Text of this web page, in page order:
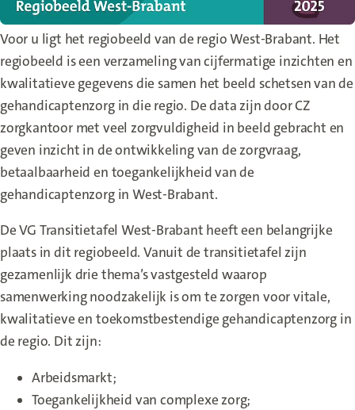
Voor u ligt het regiobeeld van de regio West-Brabant. Het
regiobeeld is een verzameling van cijfermatige inzichten en
kwalitatieve gegevens die samen het beeld schetsen van de
gehandicaptenzorg in die regio. De data zijn door CZ
zorgkantoor met veel zorgvuldigheid in beeld gebracht en
geven inzicht in de ontwikkeling van de zorgvraag,
betaalbaarheid en toegankelijkheid van de
gehandicaptenzorg in West-Brabant.
De VG Transitietafel West-Brabant heeft een belangrijke
plaats in dit regiobeeld. Vanuit de transitietafel zijn
gezamenlijk drie thema’s vastgesteld waarop
samenwerking noodzakelijk is om te zorgen voor vitale,
kwalitatieve en toekomstbestendige gehandicaptenzorg in
de regio. Dit zijn:
Arbeidsmarkt;
Toegankelijkheid van complexe zorg;